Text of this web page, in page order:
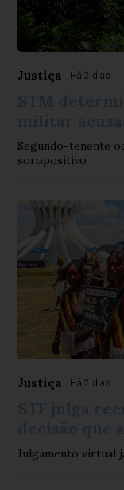
Justiça Há 2 dias
Segundo-tenente
soropositivo
Justiça Há 2 dias
Julgamento virtual